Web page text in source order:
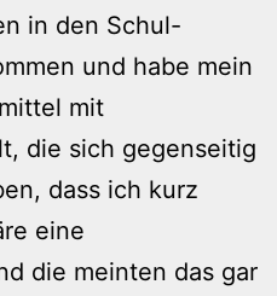
in den Schul-
und habe mein
mit
die sich gegenseitig
dass ich kurz
eine
die meinten das gar